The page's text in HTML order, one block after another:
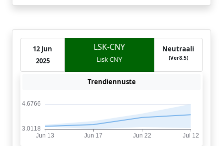
12 Jun
2025
LSK-CNY
Lisk CNY
Neutraali
(Ver8.5)
Trendiennuste